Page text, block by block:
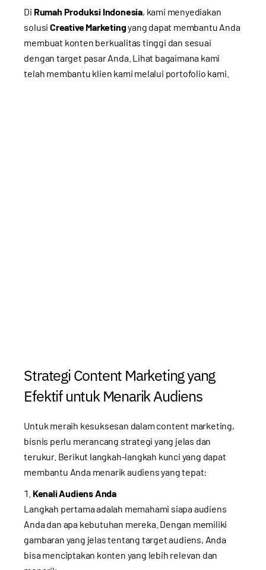
Di Rumah Produksi Indonesia, kami menyediakan
solusi Creative Marketingyang dapat membantu Anda
membuat konten berkualitas tinggi dan sesuai
dengan target pasar Anda. Lihat bagaimana kami
telah membantu klien kami melalui portofolio kami
Strategi Content Marketing yang
Efektif untuk Menarik Audiens
Untuk meraih kesuksesan dalam content marketing,
bisnis perlu merancang strategi yang jelas dan
terukur. Berikut langkah-langkah kunci yang dapat
membantu Anda menarik audiens yang tepat:
Kenali Audiens Anda
Langkah pertama adalah memahami siapa audiens
Anda dan apa kebutuhan mereka. Dengan memiliki
gambaran yang jelas tentang target audiens, Anda
bisa menciptakan konten yang lebih relevan dan